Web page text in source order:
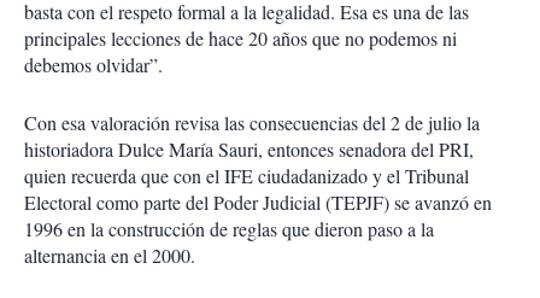
basta con el respeto formal a la legalidad. Esa es una de las
principales lecciones de hace 20 años que no podemos ni
debemos olvidar”.
Con esa valoración revisa las consecuencias del 2 de julio la
historiadora Dulce María Sauri, entonces senadora del PRI,
quien recuerda que con el IFE ciudadanizado y el Tribunal
Electoral como parte del Poder Judicial (TEPJF) se avanzó en
1996 en la construcción de reglas que dieron paso a la
alternancia en el 2000.